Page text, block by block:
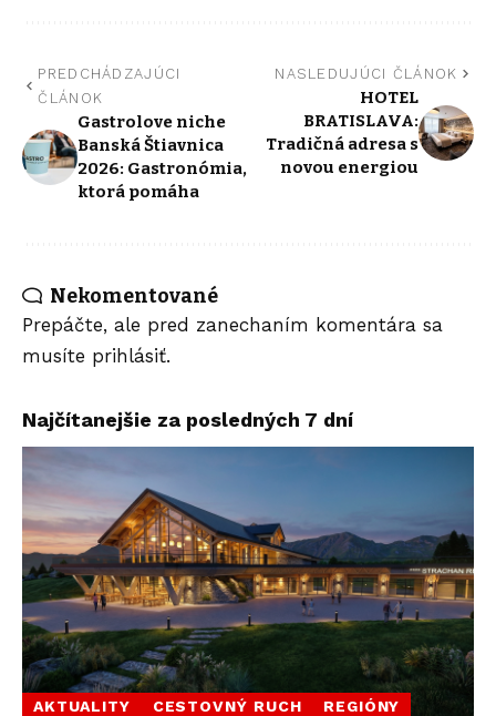
PREDCHÁDZAJÚCI
ČLÁNOK
Gastrolove niche
Banská Štiavnica
2026: Gastronómia,
ktorá pomáha
NASLEDUJÚCI ČLÁNOK
HOTEL
BRATISLAVA:
Tradičná adresa s
novou energiou
Nekomentované
Prepáčte, ale pred zanechaním komentára sa
musíte prihlásiť.
Najčítanejšie za posledných 7 dní
AKTUALITY CESTOVNÝ RUCH REGIÓNY